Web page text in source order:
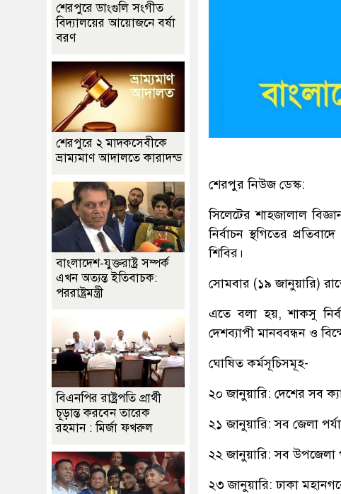
শেরপুর নিউজ ডেস্ক:
সিলেটের শাহজালাল
নির্বাচন স্থগিতের
শিবির।
সোমবার (১৯ জানুয়ারি)
এতে বলা হয়, শাকসু
দেশব্যাপী মানববন্ধন ও
ঘোষিত কর্মসূচিসমূহ-
২০ জানুয়ারি: দেশের সব
২১ জানুয়ারি: সব জেলা
২২ জানুয়ারি: সব উপজেলা
২৩ জানুয়ারি: ঢাকা
শেরপুরে ডাংগুলি সংগীত
বিদ্যালয়ের আয়োজনে বর্ষা
বরণ
শেরপুরে ২ মাদকসেবীকে
ভ্রাম্যমাণ আদালতে কারাদন্ড
বাংলাদেশ-যুক্তরাষ্ট্র সম্পর্ক
এখন অত্যন্ত ইতিবাচক:
পররাষ্ট্রমন্ত্রী
বিএনপির রাষ্ট্রপতি প্রার্থী
চূড়ান্ত করবেন তারেক
রহমান : মির্জা ফখরুল